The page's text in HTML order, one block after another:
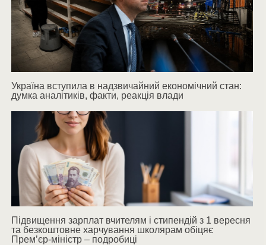
Україна вступила в надзвичайний економічний стан:
думка аналітиків, факти, реакція влади
Підвищення зарплат вчителям і стипендій з 1 вересня
та безкоштовне харчування школярам обіцяє
Прем’єр-міністр – подробиці